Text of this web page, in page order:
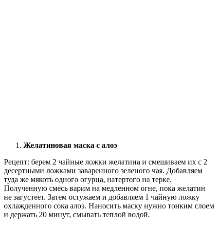
Желатиновая маска с алоэ
Рецепт: берем 2 чайные ложки желатина и смешиваем их с 2
десертными ложками заваренного зеленого чая. Добавляем
туда же мякоть одного огурца, натертого на терке.
Полученную смесь варим на медленном огне, пока желатин
не загустеет. Затем остужаем и добавляем 1 чайную ложку
охлажденного сока алоэ. Наносить маску нужно тонким слоем
и держать 20 минут, смывать теплой водой.